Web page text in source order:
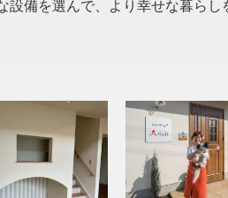
設備を選んで、より幸せな暮ら